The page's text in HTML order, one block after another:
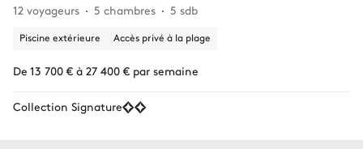
12 voyageurs
5 chambres 5 sdb
Piscine extérieure Accès privé à la plage
De 13 700 € à 27 400 € par semaine
Collection Signature